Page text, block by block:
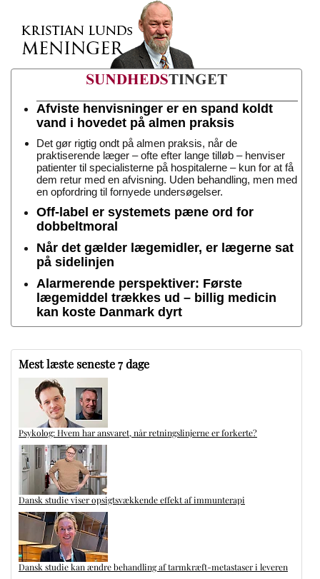
Afviste henvisninger er en spand koldt
vand i hovedet på almen praksis
Det gør rigtig ondt på almen praksis, når de
praktiserende læger – ofte efter lange tilløb – henviser
patienter til specialisterne på hospitalerne – kun for at få
dem retur med en afvisning. Uden behandling, men med
en opfordring til fornyede undersøgelser.
Off-label er systemets pæne ord for
dobbeltmoral
Når det gælder lægemidler, er lægerne sat
på sidelinjen
Alarmerende perspektiver: Første
lægemiddel trækkes ud – billig medicin
kan koste Danmark dyrt
Mest læste seneste 7 dage
Psykolog: Hvem har ansvaret, når retningslinjerne er forkerte?
Dansk studie viser opsigtsvækkende effekt af immunterapi
Dansk studie kan ændre behandling af tarmkræft-metastaser i leveren